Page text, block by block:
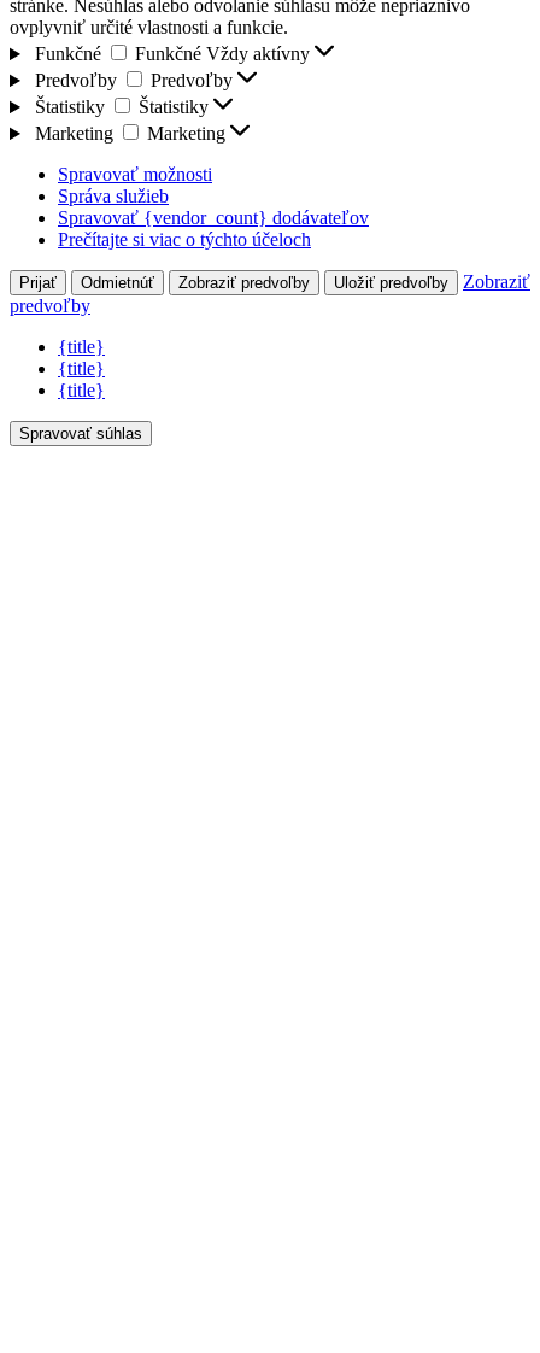
stránke. Nesúhlas alebo odvolanie súhlasu môže nepriaznivo
ovplyvniť určité vlastnosti a funkcie.
Funkčné
Funkčné Vždy aktívny
Predvoľby
Predvoľby
Štatistiky
Štatistiky
Marketing
Marketing
Spravovať možnosti
Správa služieb
Spravovať {vendor_count} dodávateľov
Prečítajte si viac o týchto účeloch
Prijať Odmietnúť Zobraziť predvoľby Uložiť predvoľby
Zobraziť
predvoľby
{title}
{title}
{title}
Spravovať súhlas